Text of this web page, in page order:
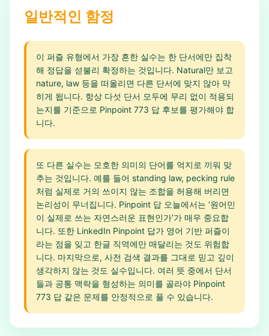
일반적인 함정
이 퍼즐 유형에서 가장 흔한 실수는 한 단서에만 집착
해 정답을 섣불리 확정하는 것입니다. Natural만 보고
nature, law 등을 떠올리면 다른 단서에 맞지 않아 막
히게 됩니다. 항상 다섯 단서 모두에 무리 없이 적용되
는지를 기준으로 Pinpoint 773 답 후보를 평가해야 합
니다.
또 다른 실수는 모호한 의미의 단어를 억지로 끼워 맞
추는 것입니다. 예를 들어 standing law, pecking rule
처럼 실제로 거의 쓰이지 않는 조합을 허용해 버리면
논리성이 무너집니다. Pinpoint 답 오늘에서는 ‘원어민
이 실제로 쓰는 자연스러운 표현인가’가 매우 중요합
니다. 또한 LinkedIn Pinpoint 답가 영어 기반 퍼즐이
라는 점을 잊고 한글 직역에만 매달리는 것도 위험합
니다. 마지막으로, 사전 검색 결과를 그대로 믿고 깊이
생각하지 않는 것도 실수입니다. 여러 뜻 중에서 단서
들과 공통 맥락을 형성하는 의미를 골라야 Pinpoint
773 답 같은 문제를 안정적으로 풀 수 있습니다.